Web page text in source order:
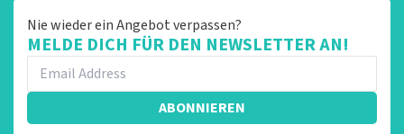
Nie wieder ein Angebot verpassen?
MELDE DICH FÜR DEN NEWSLETTER AN!
ABONNIEREN